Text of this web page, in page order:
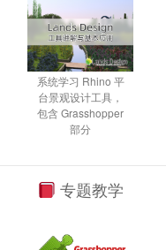
系统学习 Rhino 平
台景观设计工具，
包含 Grasshopper
部分
专题教学